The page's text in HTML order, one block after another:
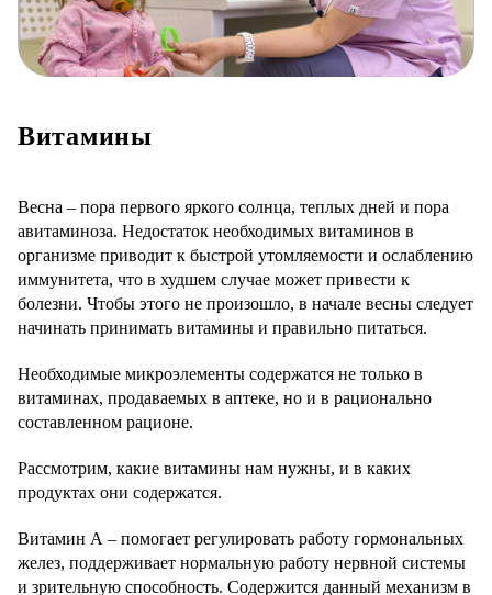
Витамины
Весна – пора первого яркого солнца, теплых дней и пора
авитаминоза. Недостаток необходимых витаминов в
организме приводит к быстрой утомляемости и ослаблению
иммунитета, что в худшем случае может привести к
болезни. Чтобы этого не произошло, в начале весны следует
начинать принимать витамины и правильно питаться.
Необходимые микроэлементы содержатся не только в
витаминах, продаваемых в аптеке, но и в рационально
составленном рационе.
Рассмотрим, какие витамины нам нужны, и в каких
продуктах они содержатся.
Витамин А – помогает регулировать работу гормональных
желез, поддерживает нормальную работу нервной системы
и зрительную способность. Содержится данный механизм в